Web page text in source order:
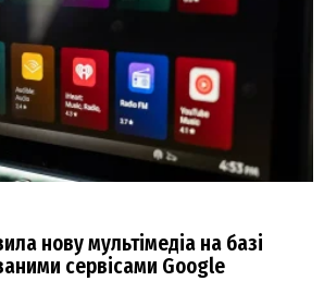
нову мультімедіа на базі
сервісами Google